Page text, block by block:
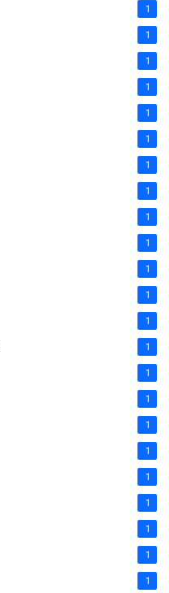
1
1
1
1
1
1
1
1
1
1
1
1
1
1
1
1
1
1
1
1
1
1
1